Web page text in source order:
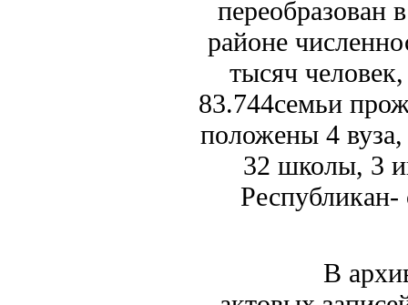
переобразован
районе
тысяч
83.744семьи
положены 4
32 школы, 3
В архиве